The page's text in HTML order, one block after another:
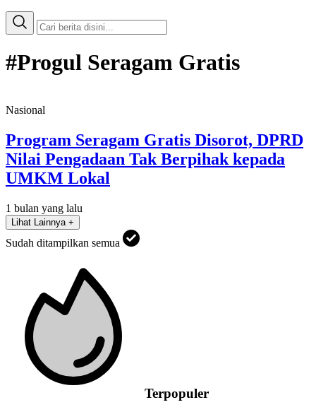
#Progul Seragam Gratis
Nasional
Program Seragam Gratis Disorot, DPRD
Nilai Pengadaan Tak Berpihak kepada
UMKM Lokal
1 bulan yang lalu
Lihat Lainnya +
Sudah ditampilkan semua
Terpopuler